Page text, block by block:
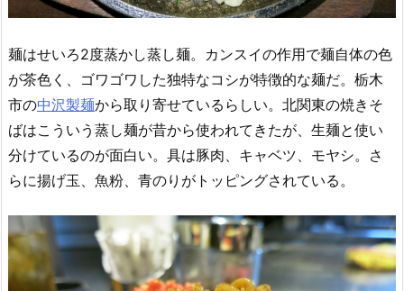
麺はせいろ2度蒸かし蒸し麺。カンスイの作用で麺自体の色
が茶色く、ゴワゴワした独特なコシが特徴的な麺だ。栃木
市の中沢製麺から取り寄せているらしい。北関東の焼きそ
ばはこういう蒸し麺が昔から使われてきたが、生麺と使い
分けているのが面白い。具は豚肉、キャベツ、モヤシ。さ
らに揚げ玉、魚粉、青のりがトッピングされている。